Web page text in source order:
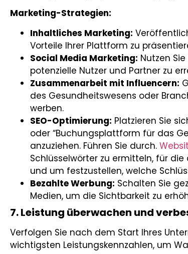
Marketing-Strategien:
Inhaltliches Marketing:
Vorteile Ihrer Plattform zu
Social Media Marketing: Nutzen
potenzielle Nutzer und Partner zu
Zusammenarbeit mit Influencern:
des Gesundheitswesens oder
werben.
SEO-Optimierung: Platzieren Sie
oder “Buchungsplattform für das
anzuziehen. Führen Sie durch.
Schlüsselwörter zu ermitteln, für
und um festzustellen, welche
Bezahlte Werbung: Schalten Sie
Medien, um die Sichtbarkeit zu
7. Leistung überwachen und
Verfolgen Sie nach dem Start Ihres
wichtigsten Leistungskennzahlen, um